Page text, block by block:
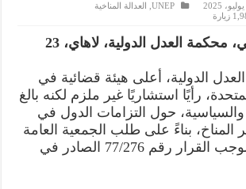
UNEP العدالة المناخية
زيارة
شبكة بيئة ابوظبي، محكمة العدل الدولية، لاهاي، 23
الدولية، أعلى هيئة قضائية في
رأيًا استشاريًا غير ملزم لكنه بالغ
والسياسية، حول التزامات الدول في
المناخ، بناءً على طلب الجمعية العامة
للأمم المتحدة بموجب القرار رقم 77/276 الصادر في